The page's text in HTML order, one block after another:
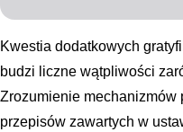
Kwestia dodatkowych
budzi liczne wątpliwości
Zrozumienie mechanizmów
przepisów zawartych w